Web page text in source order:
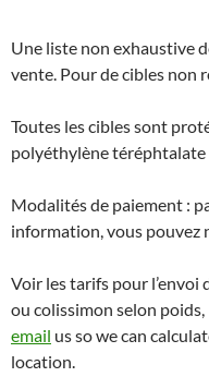
Une liste non exhaustive
vente. Pour de cibles non
Toutes les cibles sont
polyéthylène
Modalités de paiement :
information, vous pouvez
Voir les tarifs pour l’envoi
ou colissimon selon
email us so we can
location.